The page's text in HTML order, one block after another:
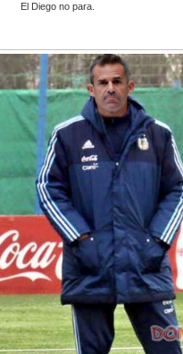
El Diego no para.